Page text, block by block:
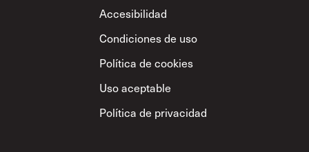
Footer
Accesibilidad
Condiciones de uso
Política de cookies
Uso aceptable
Política de privacidad